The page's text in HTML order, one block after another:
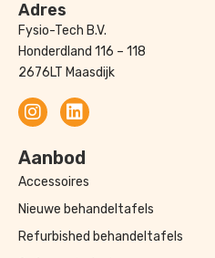
Adres
Fysio-Tech B.V.
Honderdland 116 – 118
2676LT Maasdijk
Aanbod
Accessoires
Nieuwe behandeltafels
Refurbished behandeltafels